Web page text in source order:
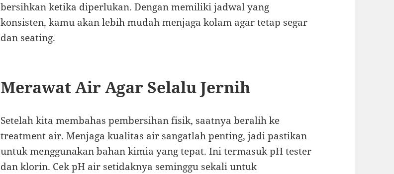
bersihkan ketika diperlukan. Dengan memiliki jadwal yang
konsisten, kamu akan lebih mudah menjaga kolam agar tetap segar
dan seating.
Merawat Air Agar Selalu Jernih
Setelah kita membahas pembersihan fisik, saatnya beralih ke
treatment air. Menjaga kualitas air sangatlah penting, jadi pastikan
untuk menggunakan bahan kimia yang tepat. Ini termasuk pH tester
dan klorin. Cek pH air setidaknya seminggu sekali untuk